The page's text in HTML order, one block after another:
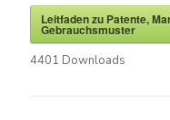
Leitfaden zu Patente,
Gebrauchsmuster
4401 Downloads